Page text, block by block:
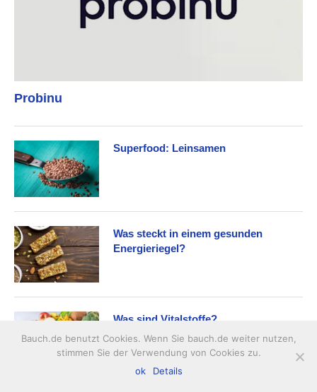
Probinu
Superfood: Leinsamen
Was steckt in einem gesunden
Energieriegel?
Was sind Vitalstoffe?
Bauch.de benutzt Cookies. Wenn Sie bauch.de weiter nutzen,
stimmen Sie der Verwendung von Cookies zu.
ok
Details